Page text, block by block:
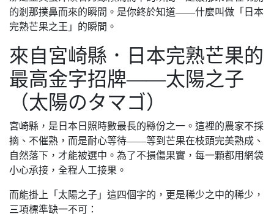
的剎那撲鼻而來的瞬間。是你終於知道——什麼叫做「日本
完熟芒果之王」的瞬間。
來自宮崎縣．日本完熟芒果的
最高金字招牌——太陽之子
（太陽のタマゴ）
宮崎縣，是日本日照時數最長的縣份之一。這裡的農家不採
摘、不催熟，而是耐心等待——等到芒果在枝頭完美熟成、
自然落下，才能被選中。為了不損傷果實，每一顆都用網袋
小心承接，全程人工接果。
而能掛上「太陽之子」這四個字的，更是稀少之中的稀少，
三項標準缺一不可：